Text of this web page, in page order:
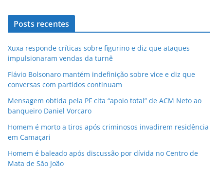
Posts recentes
Xuxa responde críticas sobre figurino e diz que ataques
impulsionaram vendas da turnê
Flávio Bolsonaro mantém indefinição sobre vice e diz que
conversas com partidos continuam
Mensagem obtida pela PF cita “apoio total” de ACM Neto ao
banqueiro Daniel Vorcaro
Homem é morto a tiros após criminosos invadirem residência
em Camaçari
Homem é baleado após discussão por dívida no Centro de
Mata de São João